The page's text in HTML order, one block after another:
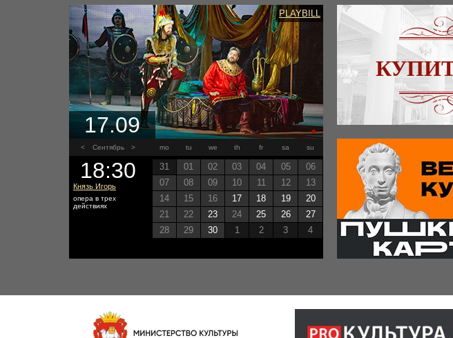
PLAYBILL
< Сентябрь > mo tu we th fr sa su
31 01 02 03 04 05
06
07
08 09 10 11 12
13
14
15 16 17 18 19
20
21
22 23 24 25 26
27
28
29 30 1 2 3 4
17.09
18:30
Князь Игорь
опера в трех
действиях